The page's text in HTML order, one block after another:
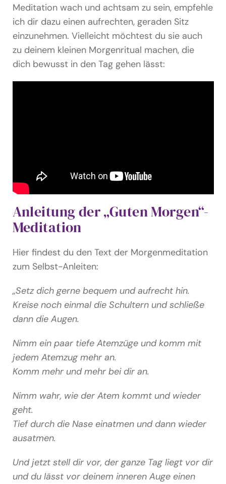
Meditation wach und achtsam zu sein, empfehle
ich dir dazu einen aufrechten, geraden Sitz
einzunehmen. Vielleicht möchtest du sie auch
zu deinem kleinen Morgenritual machen, die
dich bewusst in den Tag gehen lässt:
Anleitung der „Guten Morgen“-
Meditation
Hier findest du den Text der Morgenmeditation
zum Selbst-Anleiten:
„Setz dich gerne bequem und aufrecht hin.
Kreise noch einmal die Schultern und schließe
dann die Augen.
Nimm ein paar tiefe Atemzüge und komm mit
jedem Atemzug mehr an.
Komm mehr und mehr bei dir an.
Nimm wahr, wie der Atem kommt und wieder
geht.
Tief durch die Nase einatmen und dann wieder
ausatmen.
Und jetzt stell dir vor, der ganze Tag liegt vor dir
und du lässt vor deinem inneren Auge einen